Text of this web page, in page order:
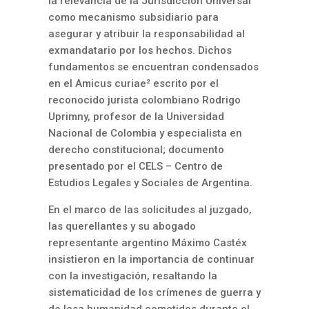
como mecanismo subsidiario para
asegurar y atribuir la responsabilidad al
exmandatario por los hechos. Dichos
fundamentos se encuentran condensados
en el Amicus curiae² escrito por el
reconocido jurista colombiano Rodrigo
Uprimny, profesor de la Universidad
Nacional de Colombia y especialista en
derecho constitucional; documento
presentado por el CELS – Centro de
Estudios Legales y Sociales de Argentina.
En el marco de las solicitudes al juzgado,
las querellantes y su abogado
representante argentino Máximo Castéx
insistieron en la importancia de continuar
con la investigación, resaltando la
sistematicidad de los crímenes de guerra y